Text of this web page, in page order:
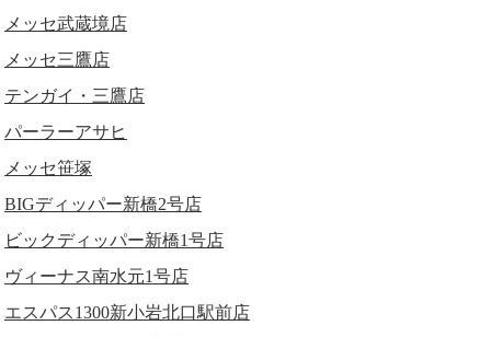
メッセ武蔵境店
メッセ三鷹店
テンガイ・三鷹店
パーラーアサヒ
メッセ笹塚
BIGディッパー新橋2号店
ビックディッパー新橋1号店
ヴィーナス南水元1号店
エスパス1300新小岩北口駅前店